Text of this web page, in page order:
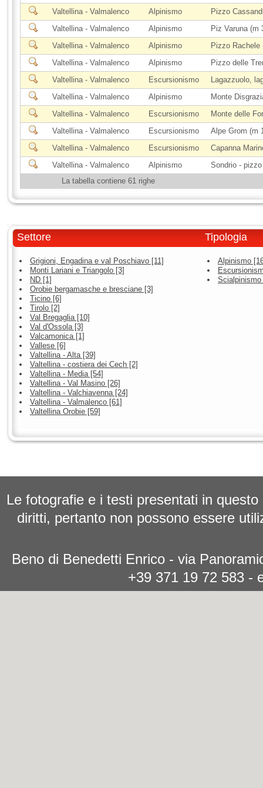
Valtellina - Valmalenco
Alpinismo
Pizzo
Valtellina - Valmalenco
Alpinismo
Piz Varuna (m
Valtellina - Valmalenco
Alpinismo
Pizzo Rachele
Valtellina - Valmalenco
Alpinismo
Pizzo delle
Valtellina - Valmalenco
Escursionismo
Lagazzuolo,
Valtellina - Valmalenco
Alpinismo
Monte
Valtellina - Valmalenco
Escursionismo
Monte delle
Valtellina - Valmalenco
Escursionismo
Alpe Grom (m
Valtellina - Valmalenco
Escursionismo
Capanna
Valtellina - Valmalenco
Alpinismo
Sondrio -
La tabella contiene 61 righe
Settore
Grigioni, Engadina e val Poschiavo [11]
Monti Lariani e Triangolo [3]
ND [1]
Orobie bergamasche e bresciane [3]
Ticino [6]
Tirolo [2]
Val Bregaglia [10]
Val d'Ossola [3]
Valcamonica [1]
Vallese [6]
Valtellina - Alta [39]
Valtellina - costiera dei Cech [2]
Valtellina - Media [54]
Valtellina - Val Masino [26]
Valtellina - Valchiavenna [24]
Valtellina - Valmalenco [61]
Valtellina Orobie [59]
Tipologia
Alpinismo
Scialpinismo
Le fotografie e i testi presentati in
diritti, pertanto non possono essere
Beno di Benedetti Enrico - via
+39 371 19 72 583 -